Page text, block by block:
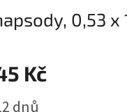
0,53 x
Kč
dnů